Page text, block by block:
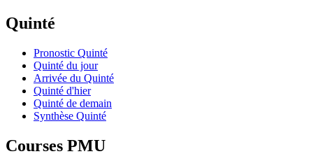
Quinté
Pronostic Quinté
Quinté du jour
Arrivée du Quinté
Quinté d'hier
Quinté de demain
Synthèse Quinté
Courses PMU